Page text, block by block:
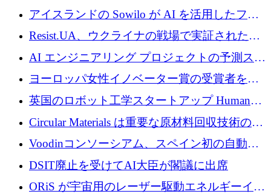
欧州防衛技術ファンドに5億ユーロを拠出
アイスランドの Sowilo が AI を活用したファ
ッション製品インテリジェンス プラットフォ
ームを拡大するためにプレシードを調達
Resist.UA、ウクライナの戦場で実証された防
衛技術を拡大するために5,000万ユーロの欧州
基金を立ち上げる
AI エンジニアリング プロジェクトの予測スタ
ートアップ Cascade が a16z アクセラレータか
らの支援を獲得
ヨーロッパ女性イノベーター賞の受賞者を紹
介します
英国のロボット工学スタートアップ Humanoid
がシリーズ A 1 億 5,200 万ドルで評価額 13 億
5,000 万ドルに到達
Circular Materials は重要な原材料回収技術の拡
張に 1,180 万ユーロを確保
Voodinコンソーシアム、スペイン初の自動木
製ブレード工場の建設にEU補助金4,800万ユ
ーロを確保
DSIT廃止を受けてAI大臣が閣議に出席
ORiS が宇宙用のレーザー駆動エネルギーイン